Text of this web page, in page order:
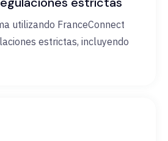
utilizando FranceConnect
estrictas, incluyendo